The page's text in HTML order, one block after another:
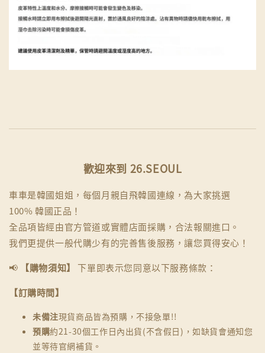
歡迎來到 26.SEOUL
車車是韓國姐姐，每個月親自飛韓國連線，為大家挑選
100% 韓國正品！
全品項皆經由官方管道或實體店面採購，合法報關進口。
我們更提供一般代購少有的完善售後服務，讓您買得安心！
📢
【購物須知】
下單即表示您同意以下服務條款：
【訂購時間】
未備注現貨商品皆為預購，不接急單!!
預購約21-30個工作日內出貨(不含假日)，如缺貨會通知您
並等待官網補貨。